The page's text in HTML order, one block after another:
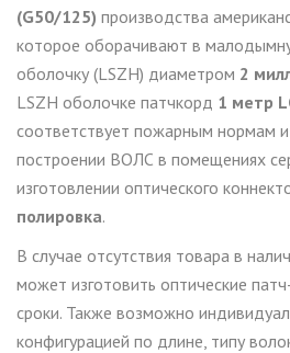
(G50/125) производства
которое оборачивают в
оболочку (LSZH) диаметром 2
LSZH оболочке патчкорд 1 метр L
соответствует пожарным нормам
построении ВОЛС в помещениях
изготовлении оптического
полировка.
В случае отсутствия товара в
может изготовить оптические
сроки. Также возможно
конфигурацией по длине, типу